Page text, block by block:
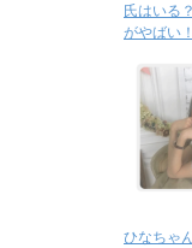
氏はいる
がやばい！
ひなちゃ